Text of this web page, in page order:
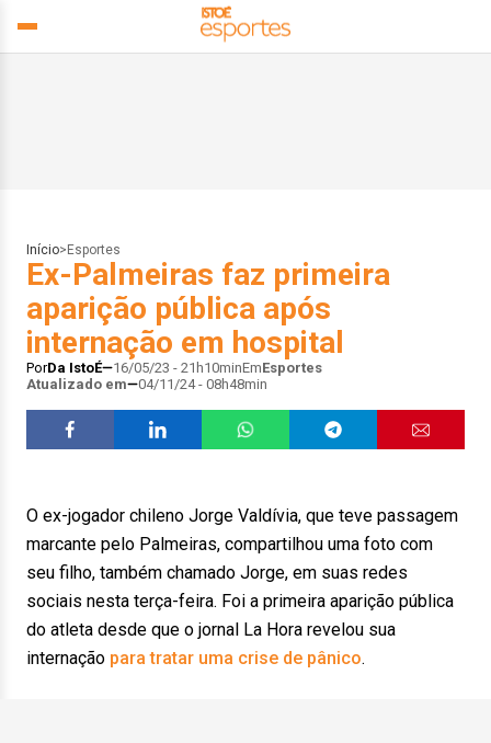
Início> Esportes
Ex-Palmeiras faz primeira
aparição pública após
internação em hospital
PorDa IstoÉ 16/05/23 - 21h10minEmEsportes
Atualizado em
04/11/24 - 08h48min
O ex-jogador chileno Jorge Valdívia, que teve passagem
marcante pelo Palmeiras, compartilhou uma foto com
seu filho, também chamado Jorge, em suas redes
sociais nesta terça-feira. Foi a primeira aparição pública
do atleta desde que o jornal La Hora revelou sua
internação para tratar uma crise de pânico.